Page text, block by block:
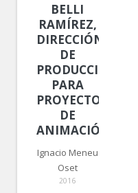
BELLI
RAMÍREZ,
DIRECCIÓN
DE
PRODUCCIÓN
PARA
PROYECTOS
DE
ANIMACIÓN
Ignacio Meneu
Oset
2016